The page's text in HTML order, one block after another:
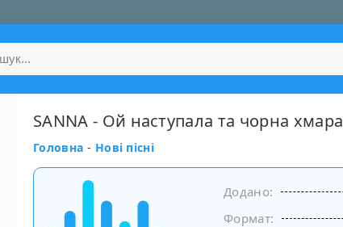
SANNA - Ой наступала та чорна хмара
Головна - Нові пісні
Додано:
Формат: